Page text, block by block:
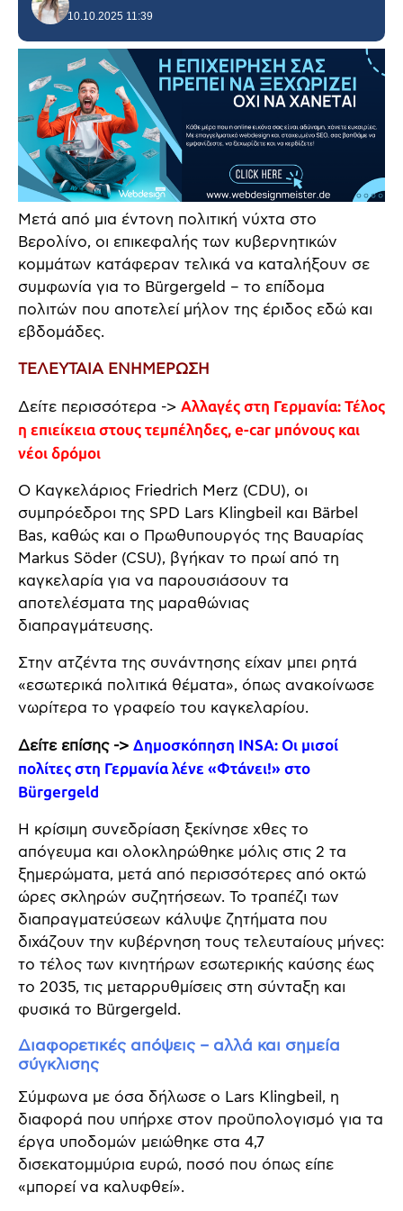
10.10.2025 11:39
Μετά από μια έντονη πολιτική νύχτα στο
Βερολίνο, οι επικεφαλής των κυβερνητικών
κομμάτων κατάφεραν τελικά να καταλήξουν σε
συμφωνία για το Bürgergeld – το επίδομα
πολιτών που αποτελεί μήλον της έριδος εδώ και
εβδομάδες.
ΤΕΛΕΥΤΑΙΑ ΕΝΗΜΕΡΩΣΗ
Δείτε περισσότερα -> Αλλαγές στη Γερμανία: Τέλος
η επιείκεια στους τεμπέληδες, e-car μπόνους και
νέοι δρόμοι
Ο Καγκελάριος Friedrich Merz (CDU), οι
συμπρόεδροι της SPD Lars Klingbeil και Bärbel
Bas, καθώς και ο Πρωθυπουργός της Βαυαρίας
Markus Söder (CSU), βγήκαν το πρωί από τη
καγκελαρία για να παρουσιάσουν τα
αποτελέσματα της μαραθώνιας
διαπραγμάτευσης.
Στην ατζέντα της συνάντησης είχαν μπει ρητά
«εσωτερικά πολιτικά θέματα», όπως ανακοίνωσε
νωρίτερα το γραφείο του καγκελαρίου.
Δείτε επίσης -> Δημοσκόπηση INSA: Οι μισοί
πολίτες στη Γερμανία λένε «Φτάνει!» στο
Bürgergeld
Η κρίσιμη συνεδρίαση ξεκίνησε χθες το
απόγευμα και ολοκληρώθηκε μόλις στις 2 τα
ξημερώματα, μετά από περισσότερες από οκτώ
ώρες σκληρών συζητήσεων. Το τραπέζι των
διαπραγματεύσεων κάλυψε ζητήματα που
διχάζουν την κυβέρνηση τους τελευταίους μήνες:
το τέλος των κινητήρων εσωτερικής καύσης έως
το 2035, τις μεταρρυθμίσεις στη σύνταξη και
φυσικά το Bürgergeld.
Διαφορετικές απόψεις – αλλά και σημεία
σύγκλισης
Σύμφωνα με όσα δήλωσε ο Lars Klingbeil, η
διαφορά που υπήρχε στον προϋπολογισμό για τα
έργα υποδομών μειώθηκε στα 4,7
δισεκατομμύρια ευρώ, ποσό που όπως είπε
«μπορεί να καλυφθεί».